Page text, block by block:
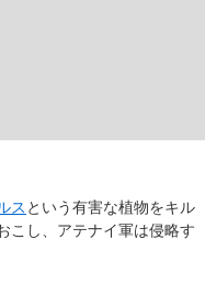
ス という有害な植物をキル
こし、アテナイ軍は侵略す